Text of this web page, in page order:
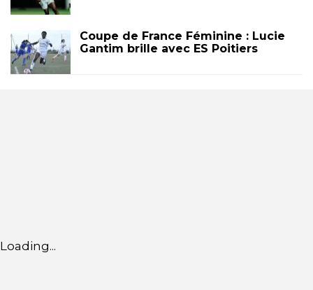
Coupe de France Féminine : Lucie
Gantim brille avec ES Poitiers
Loading...